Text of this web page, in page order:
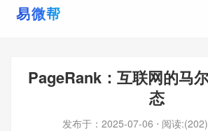
PageRank：互联网的马
态
发布于： 2025-07-06 ⋅ 阅读:(202)